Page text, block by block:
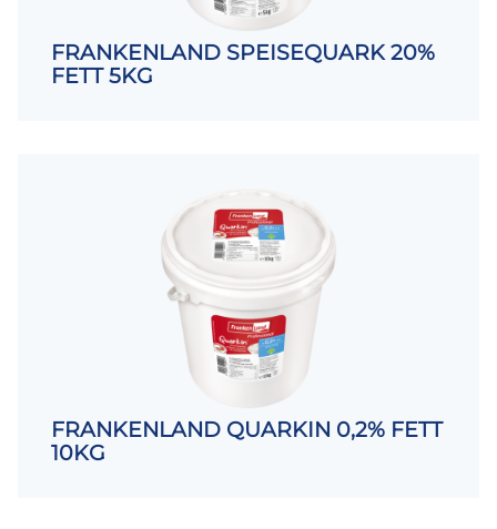
FRANKENLAND SPEISEQUARK 20%
FETT 5KG
FRANKENLAND QUARKIN 0,2% FETT
10KG